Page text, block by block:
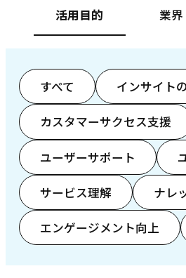
活用目的 業界
すべて インサイト
カスタマーサクセス支援
ユーザーサポート
サービス理解 ナレ
エンゲージメント向上